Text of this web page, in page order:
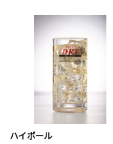
ハイボール